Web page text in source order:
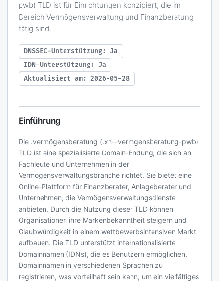
pwb) TLD ist für Einrichtungen konzipiert, die im
Bereich Vermögensverwaltung und Finanzberatung
tätig sind.
DNSSEC-Unterstützung: Ja
IDN-Unterstützung: Ja
Aktualisiert am: 2026-05-28
Einführung
Die .vermögensberatung (.xn--vermgensberatung-pwb)
TLD ist eine spezialisierte Domain-Endung, die sich an
Fachleute und Unternehmen in der
Vermögensverwaltungsbranche richtet. Sie bietet eine
Online-Plattform für Finanzberater, Anlageberater und
Unternehmen, die Vermögensverwaltungsdienste
anbieten. Durch die Nutzung dieser TLD können
Organisationen ihre Markenbekanntheit steigern und
Glaubwürdigkeit in einem wettbewerbsintensiven Markt
aufbauen. Die TLD unterstützt internationalisierte
Domainnamen (IDNs), die es Benutzern ermöglichen,
Domainnamen in verschiedenen Sprachen zu
registrieren, was vorteilhaft sein kann, um ein vielfältiges